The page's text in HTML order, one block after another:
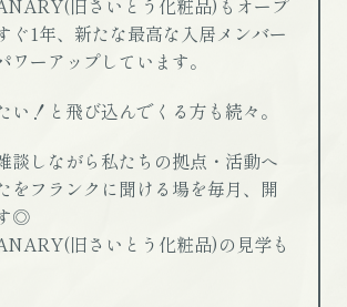
旧さいとう化粧品)もオープ
ぐ1年、新たな最高な入居メンバー
ワーアップしています。
い！と飛び込んでくる方も続々。
談しながら私たちの拠点・活動へ
をフランクに聞ける場を毎月、開
◎
旧さいとう化粧品)の見学も